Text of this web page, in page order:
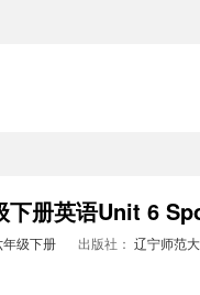
下册英语Unit 6
年级下册 出版社： 辽宁师范